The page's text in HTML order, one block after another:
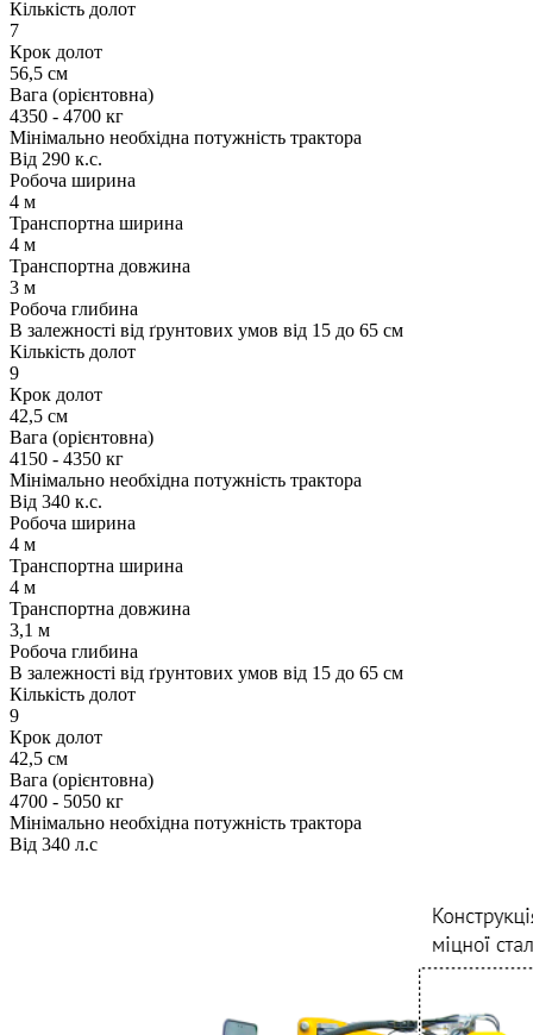
Кількість долот
7
Крок долот
56,5 см
Вага (орієнтовна)
4350 - 4700 кг
Мінімально необхідна потужність трактора
Від 290 к.с.
Робоча ширина
4 м
Транспортна ширина
4 м
Транспортна довжина
3 м
Робоча глибина
В залежності від ґрунтових умов від 15 до 65 см
Кількість долот
9
Крок долот
42,5 см
Вага (орієнтовна)
4150 - 4350 кг
Мінімально необхідна потужність трактора
Від 340 к.с.
Робоча ширина
4 м
Транспортна ширина
4 м
Транспортна довжина
3,1 м
Робоча глибина
В залежності від ґрунтових умов від 15 до 65 см
Кількість долот
9
Крок долот
42,5 см
Вага (орієнтовна)
4700 - 5050 кг
Мінімально необхідна потужність трактора
Від 340 л.с